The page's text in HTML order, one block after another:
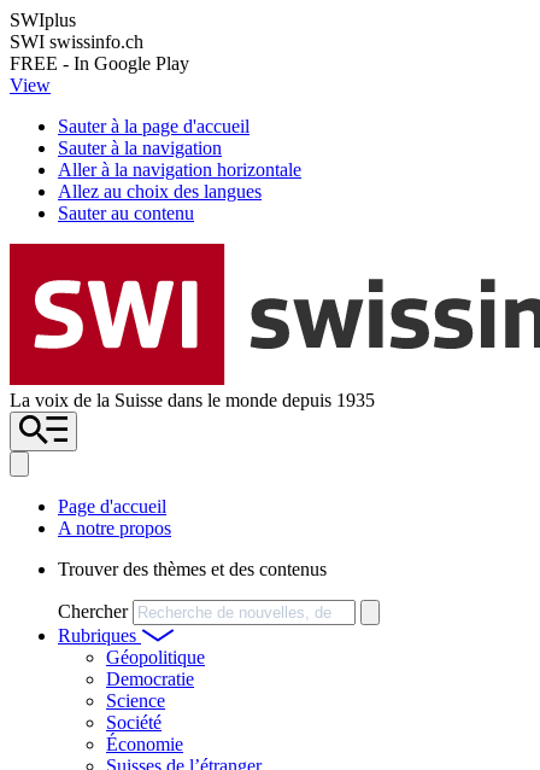
SWIplus
SWI swissinfo.ch
FREE - In Google Play
View
Sauter à la page d'accueil
Sauter à la navigation
Aller à la navigation horizontale
Allez au choix des langues
Sauter au contenu
La voix de la Suisse dans le monde depuis 1935
Page d'accueil
A notre propos
Trouver des thèmes et des contenus
Chercher
Rubriques
Géopolitique
Democratie
Science
Société
Économie
Suisses de l’étranger